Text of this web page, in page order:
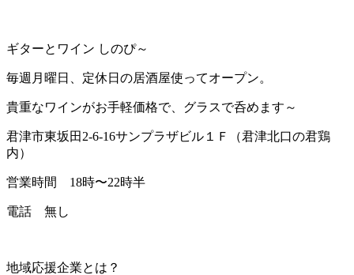
ギターとワイン しのぴ～
毎週月曜日、定休日の居酒屋使ってオープン。
貴重なワインがお手軽価格で、グラスで呑めます～
君津市東坂田2-6-16サンプラザビル１Ｆ（君津北口の君鶏
内）
営業時間 18時〜22時半
電話 無し
地域応援企業とは？